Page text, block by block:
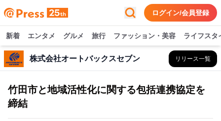
ログイン/会員登録
新着 エンタメ グルメ 旅行 ファッション・美容 ライフスタ
株式会社オートバックスセブン リリース一覧
竹田市と地域活性化に関する包括連携協定を
締結